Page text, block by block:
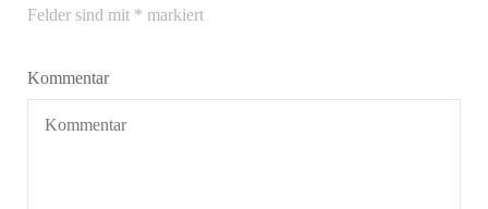
Felder sind mit * markiert
Kommentar